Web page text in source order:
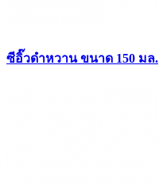
ซีอิ๊วดำหวาน ขนาด 150 มล.